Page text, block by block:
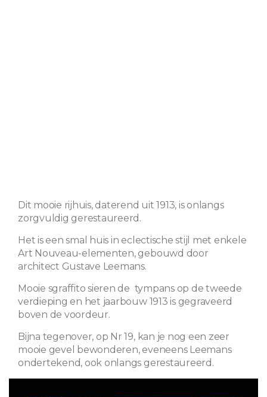
Dit mooie rijhuis, daterend uit 1913, is onlangs
zorgvuldig gerestaureerd.
Het is een smal huis in eclectische stijl met enkele
Art Nouveau-elementen, gebouwd door
architect Gustave Leemans.
Mooie sgraffito sieren de tympans op de tweede
verdieping en het jaarbouw 1913 is gegraveerd
boven de voordeur.
Bijna tegenover, op Nr 19, kan je nog een zeer
mooie gevel bewonderen, eveneens Leemans
ondertekend, ook onlangs gerestaureerd.